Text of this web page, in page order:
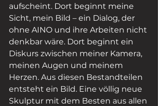
aufscheint. Dort beginnt meine
Sicht, mein Bild – ein Dialog, der
ohne AINO und ihre Arbeiten nicht
denkbar wäre. Dort beginnt ein
Diskurs zwischen meiner Kamera,
meinen Augen und meinem
Herzen. Aus diesen Bestandteilen
entsteht ein Bild. Eine völlig neue
Skulptur mit dem Besten aus allen